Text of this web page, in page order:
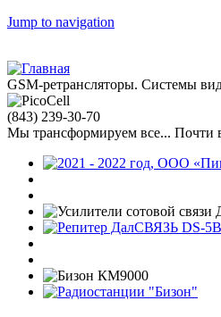
Jump to navigation
GSM-ретрансляторы. Системы
(843) 239-30-70
Мы трансформируем все... Почти